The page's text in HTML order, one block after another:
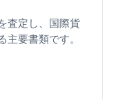
査定し、国際貨
主要書類です。